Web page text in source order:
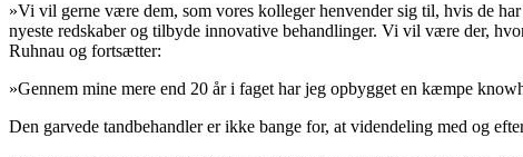
»Vi vil gerne være dem, som vores kolleger henvender sig til, hvis de
nyeste redskaber og tilbyde innovative behandlinger. Vi vil være der,
Ruhnau og fortsætter:
»Gennem mine mere end 20 år i faget har jeg opbygget en kæmpe
Den garvede tandbehandler er ikke bange for, at videndeling med og